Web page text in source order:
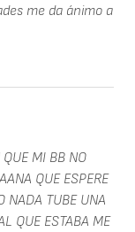
me da ánimo a
QUE MI BB NO
QUE ESPERE
NADA TUBE UNA
QUE ESTABA ME